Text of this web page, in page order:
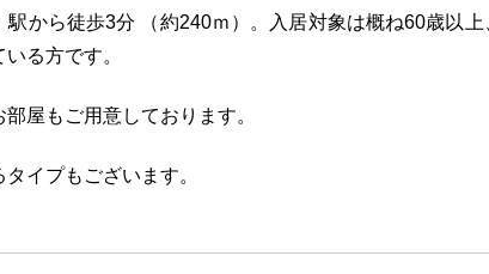
駅から徒歩3分 （約240ｍ）。入居対象は概ね60歳以
る方です。
屋もご用意しております。
イプもございます。